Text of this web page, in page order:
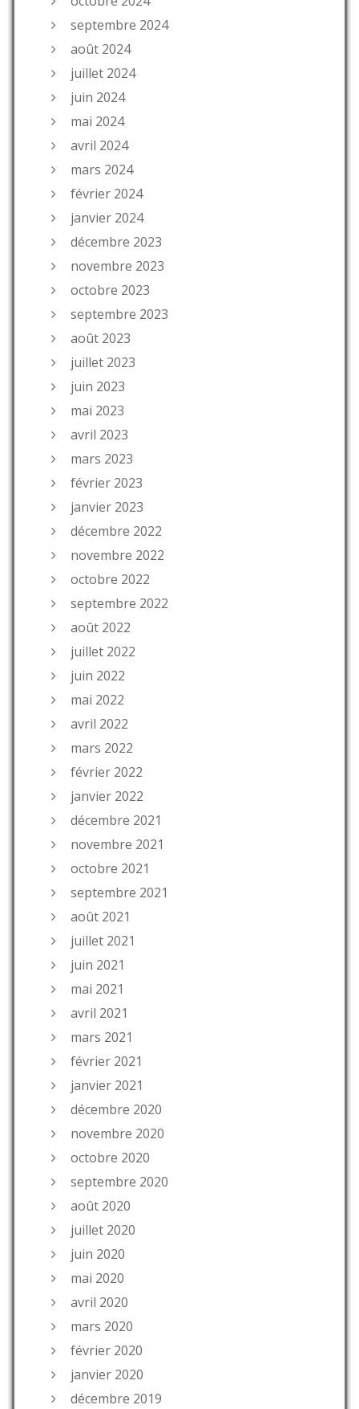
septembre 2024
août 2024
juillet 2024
juin 2024
mai 2024
avril 2024
mars 2024
février 2024
janvier 2024
décembre 2023
novembre 2023
octobre 2023
septembre 2023
août 2023
juillet 2023
juin 2023
mai 2023
avril 2023
mars 2023
février 2023
janvier 2023
décembre 2022
novembre 2022
octobre 2022
septembre 2022
août 2022
juillet 2022
juin 2022
mai 2022
avril 2022
mars 2022
février 2022
janvier 2022
décembre 2021
novembre 2021
octobre 2021
septembre 2021
août 2021
juillet 2021
juin 2021
mai 2021
avril 2021
mars 2021
février 2021
janvier 2021
décembre 2020
novembre 2020
octobre 2020
septembre 2020
août 2020
juillet 2020
juin 2020
mai 2020
avril 2020
mars 2020
février 2020
janvier 2020
décembre 2019